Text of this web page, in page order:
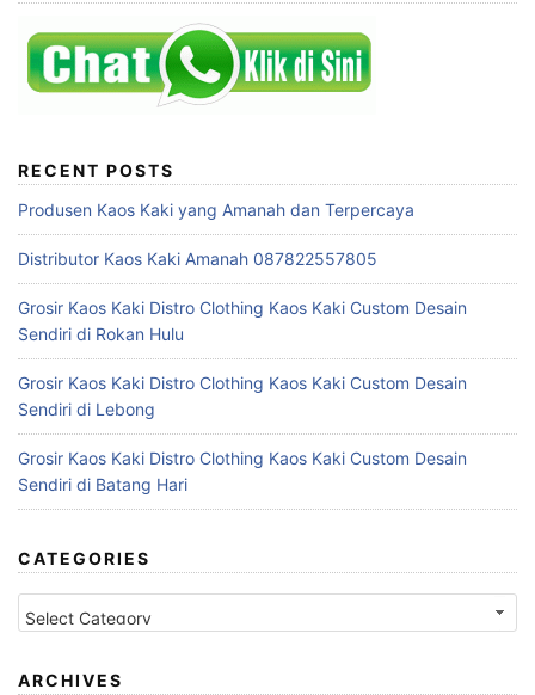
RECENT POSTS
Produsen Kaos Kaki yang Amanah dan Terpercaya
Distributor Kaos Kaki Amanah 087822557805
Grosir Kaos Kaki Distro Clothing Kaos Kaki Custom Desain
Sendiri di Rokan Hulu
Grosir Kaos Kaki Distro Clothing Kaos Kaki Custom Desain
Sendiri di Lebong
Grosir Kaos Kaki Distro Clothing Kaos Kaki Custom Desain
Sendiri di Batang Hari
CATEGORIES
Categories
ARCHIVES